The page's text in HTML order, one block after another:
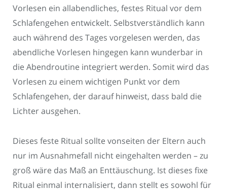
Vorlesen ein allabendliches, festes Ritual vor dem
Schlafengehen entwickelt. Selbstverständlich kann
auch während des Tages vorgelesen werden, das
abendliche Vorlesen hingegen kann wunderbar in
die Abendroutine integriert werden. Somit wird das
Vorlesen zu einem wichtigen Punkt vor dem
Schlafengehen, der darauf hinweist, dass bald die
Lichter ausgehen.
Dieses feste Ritual sollte vonseiten der Eltern auch
nur im Ausnahmefall nicht eingehalten werden – zu
groß wäre das Maß an Enttäuschung. Ist dieses fixe
Ritual einmal internalisiert, dann stellt es sowohl für